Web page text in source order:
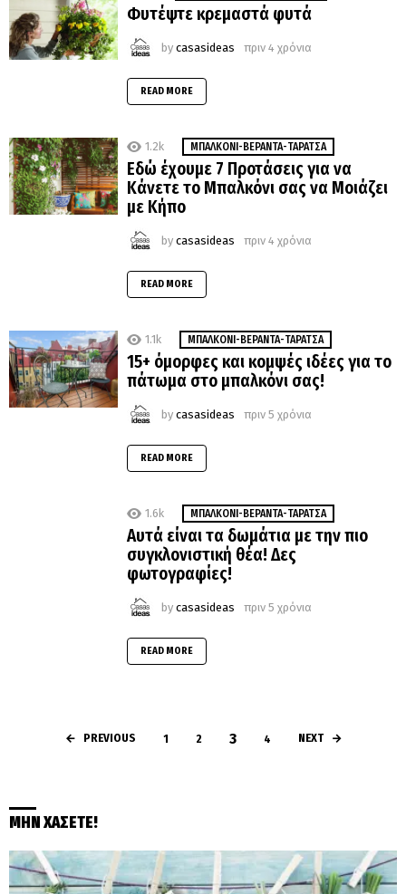
Φυτέψτε κρεμαστά φυτά
by casasideas πριν 4 χρόνια
READ MORE
1.2k MΠΑΛΚΌΝΙ-ΒΕΡΆΝΤΑ-ΤΑΡΆΤΣΑ
Εδώ έχουμε 7 Προτάσεις για να
Κάνετε το Μπαλκόνι σας να Μοιάζει
με Κήπο
by casasideas πριν 4 χρόνια
READ MORE
1.1k MΠΑΛΚΌΝΙ-ΒΕΡΆΝΤΑ-ΤΑΡΆΤΣΑ
15+ όμορφες και κομψές ιδέες για το
πάτωμα στο μπαλκόνι σας!
by casasideas πριν 5 χρόνια
READ MORE
1.6k MΠΑΛΚΌΝΙ-ΒΕΡΆΝΤΑ-ΤΑΡΆΤΣΑ
Αυτά είναι τα δωμάτια με την πιο
συγκλονιστική θέα! Δες
φωτογραφίες!
by casasideas πριν 5 χρόνια
READ MORE
PREVIOUS 1 2 3 4 NEXT
ΜΗΝ ΧΑΣΕΤΕ!